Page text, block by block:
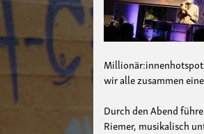
wir alle zusammen
Durch den Abend
Riemer, musikalisch